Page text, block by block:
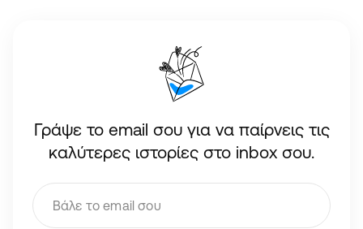
Γράψε το email σου για να παίρνεις τις
καλύτερες ιστορίες στο inbox σου.